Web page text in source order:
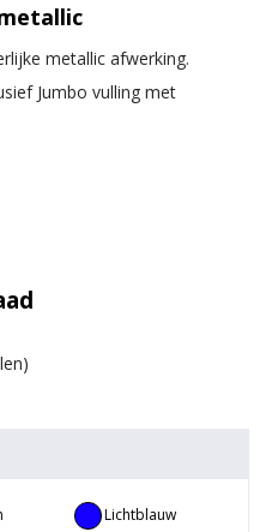
metallic afwerking.
Jumbo vulling met
Lichtblauw